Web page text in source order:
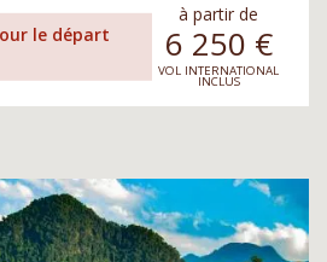
le départ
à partir de
6 250 €
VOL INTERNATIONAL
INCLUS